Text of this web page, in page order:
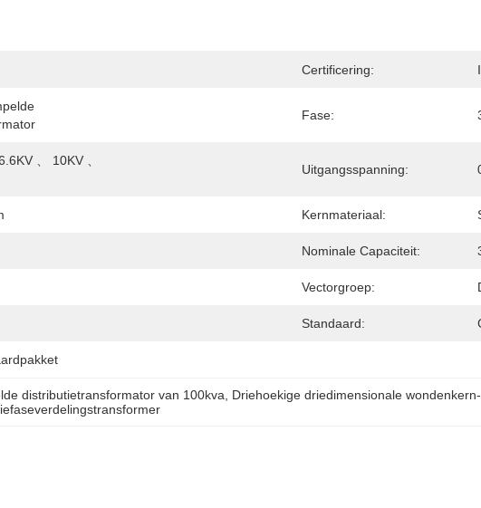
Certificering:
Fase:
、 10KV 、
Uitgangsspanning:
Kernmateriaal:
Nominale Capaciteit:
Vectorgroep:
Standaard:
distributietransformator van 100kva
Driehoekige driedimensionale